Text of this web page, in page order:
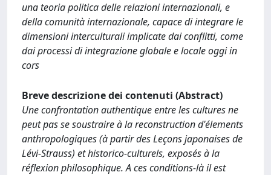
una teoria politica delle relazioni internazionali, e
della comunità internazionale, capace di integrare le
dimensioni interculturali implicate dai conflitti, come
dai processi di integrazione globale e locale oggi in
cors
Breve descrizione dei contenuti (Abstract)
Une confrontation authentique entre les cultures ne
peut pas se soustraire à la reconstruction d'élements
anthropologiques (à partir des Leçons japonaises de
Lévi-Strauss) et historico-culturels, exposés à la
réflexion philosophique. A ces conditions-là il est